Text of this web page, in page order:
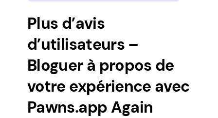
Plus d’avis
d’utilisateurs –
Bloguer à propos de
votre expérience avec
Pawns.app Again